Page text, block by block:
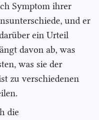
Symptom ihrer
und er
ein Urteil
davon ab, was
was sie der
zu verschiedenen
die